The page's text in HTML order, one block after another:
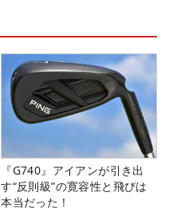
『G740』アイアンが引き出
す“反則級”の寛容性と飛びは
本当だった！